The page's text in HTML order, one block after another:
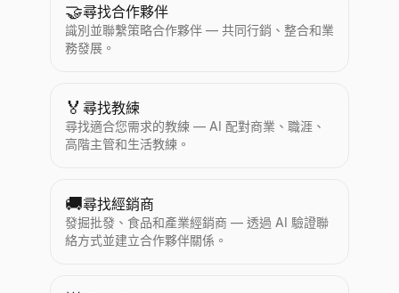
🤝尋找合作夥伴
識別並聯繫策略合作夥伴 — 共同行銷、整合和業
務發展。
🏅 尋找教練
尋找適合您需求的教練 — AI 配對商業、職涯、
高階主管和生活教練。
🚚尋找經銷商
發掘批發、食品和產業經銷商 — 透過 AI 驗證聯
絡方式並建立合作夥伴關係。